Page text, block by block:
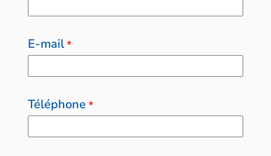
E-mail *
Téléphone *